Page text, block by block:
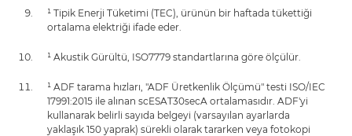
¹ Tipik Enerji Tüketimi (TEC), ürünün bir haftada tükettiği
ortalama elektriği ifade eder.
¹ Akustik Gürültü, ISO7779 standartlarına göre ölçülür.
¹ ADF tarama hızları, "ADF Üretkenlik Ölçümü" testi ISO/IEC
17991:2015 ile alınan scESAT30secA ortalamasıdır. ADF'yi
kullanarak belirli sayıda belgeyi (varsayılan ayarlarda
yaklaşık 150 yaprak) sürekli olarak tararken veya fotokopi